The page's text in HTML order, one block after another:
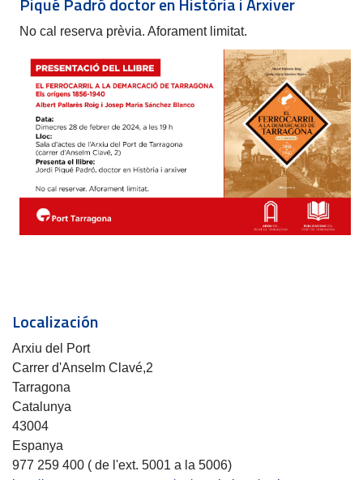
No cal reserva prèvia. Aforament limitat.
Localización
Arxiu del Port
Carrer d'Anselm Clavé,2
Tarragona
Catalunya
43004
Espanya
977 259 400 ( de l'ext. 5001 a la 5006)